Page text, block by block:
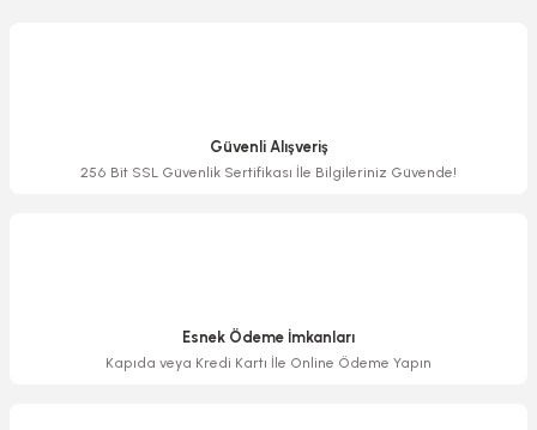
Ürün bilgilerinde hatalar bulunuyor.
Güvenli Alışveriş
256 Bit SSL Güvenlik Sertifikası İle Bilgileriniz Güvende!
Esnek Ödeme İmkanları
Kapıda veya Kredi Kartı İle Online Ödeme Yapın